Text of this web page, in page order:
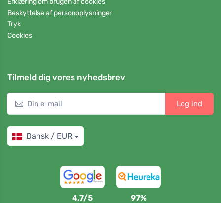
Erklæring om brugen af cookies
Beskyttelse af personoplysninger
Tryk
Cookies
Tilmeld dig vores nyhedsbrev
Log ind
Dansk / EUR
4,7/5 97%